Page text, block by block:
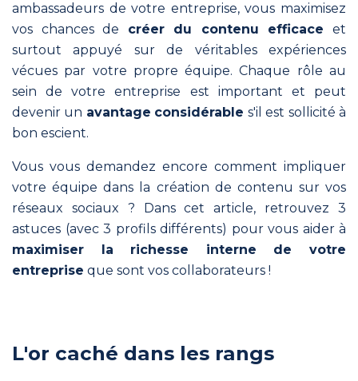
rendre
communication
stratégique
ComInTime
dans
la
pratique
Un
ambassadeurs de votre entreprise, vous maximisez
vos chances de créer du contenu efficace et
surtout appuyé sur de véritables expériences
vécues par votre propre équipe. Chaque rôle au
sein de votre entreprise est important et peut
devenir un avantage considérable s'il est sollicité à
bon escient.
Vous vous demandez encore comment impliquer
votre équipe dans la création de contenu sur vos
réseaux sociaux ? Dans cet article, retrouvez 3
astuces (avec 3 profils différents) pour vous aider à
maximiser la richesse interne de votre
entreprise que sont vos collaborateurs !
L'or caché dans les rangs